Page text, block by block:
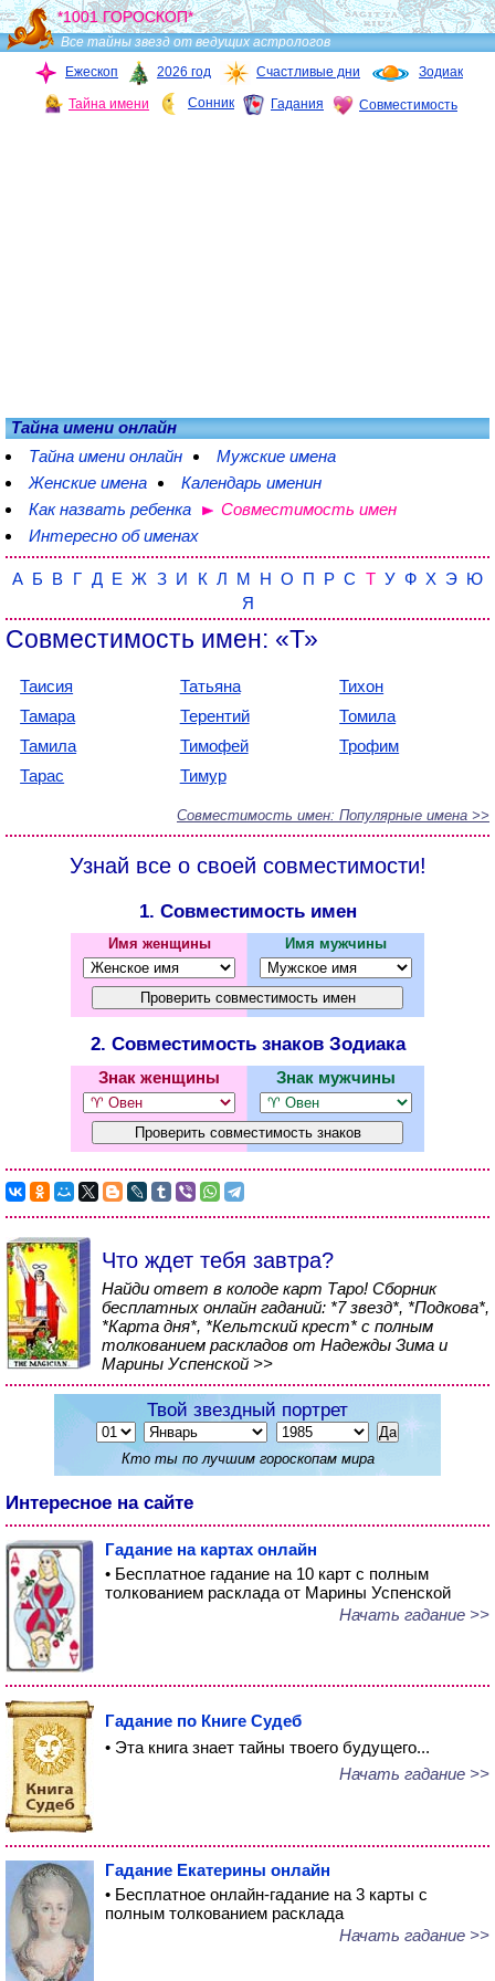
*1001 ГОРОСКОП*
Все тайны звезд от ведущих астрологов
Ежескоп
2026 год Счастливые дни Зодиак
Тайна имени Сонник Гадания Совместимость
Тайна имени онлайн
Тайна имени онлайн
Мужские имена
Женские имена
Календарь именин
Как назвать ребенка
Совместимость имен
Интересно об именах
А Б В Г Д Е Ж З И К Л М Н О П Р С Т У Ф Х Э Ю
Я
Совместимость имен: «Т»
Таисия
Тамара
Тамила
Тарас
Татьяна
Терентий
Тимофей
Тимур
Тихон
Томила
Трофим
Совместимость имен: Популярные имена >>
Узнай все о своей совместимости!
1. Совместимость имен
Имя женщины Имя мужчины
2. Совместимость знаков Зодиака
Знак женщины Знак мужчины
Что ждет тебя завтра?
Найди ответ в колоде карт Таро! Сборник
бесплатных онлайн гаданий: *7 звезд*, *Подкова*,
*Карта дня*, *Кельтский крест* с полным
толкованием раскладов от Надежды Зима и
Марины Успенской >>
Твой звездный портрет
Кто ты по лучшим гороскопам мира
Интересное на сайте
Гадание на картах онлайн
• Бесплатное гадание на 10 карт с полным
толкованием расклада от Марины Успенской
Начать гадание >>
Гадание по Книге Судеб
• Эта книга знает тайны твоего будущего...
Начать гадание >>
Гадание Екатерины онлайн
• Бесплатное онлайн-гадание на 3 карты с
полным толкованием расклада
Начать гадание >>